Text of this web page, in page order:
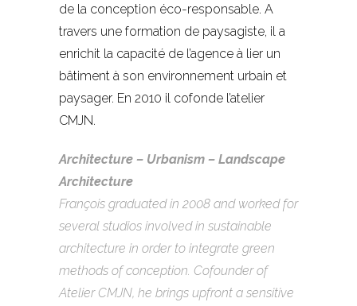
de la conception éco-responsable. A
travers une formation de paysagiste, il a
enrichit la capacité de l’agence à lier un
bâtiment à son environnement urbain et
paysager. En 2010 il cofonde l’atelier
CMJN.
Architecture – Urbanism – Landscape
Architecture
François graduated in 2008 and worked for
several studios involved in sustainable
architecture in order to integrate green
methods of conception. Cofounder of
Atelier CMJN, he brings upfront a sensitive